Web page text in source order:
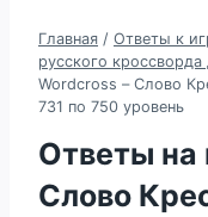
Главная / Ответы к
русского
Wordcross – Слово
731 по 750 уровень
Ответы на
Слово